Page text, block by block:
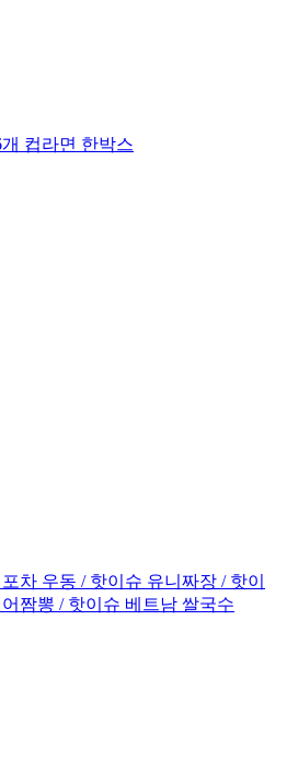
컵라면 한박스
차 우동 / 핫이슈 유니짜장 / 핫이
짬뽕 / 핫이슈 베트남 쌀국수